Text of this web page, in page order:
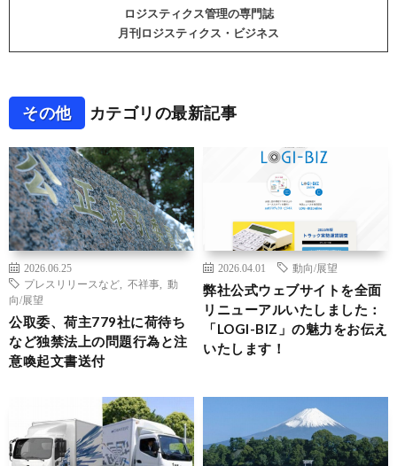
ロジスティクス管理の専門誌
月刊ロジスティクス・ビジネス
その他 カテゴリの最新記事
2026.06.25
プレスリリースなど
不祥事
動
向/展望
公取委、荷主779社に荷待ち
など独禁法上の問題行為と注
意喚起文書送付
2026.04.01 動向/展望
弊社公式ウェブサイトを全面
リニューアルいたしました：
「LOGI-BIZ」の魅力をお伝え
いたします！